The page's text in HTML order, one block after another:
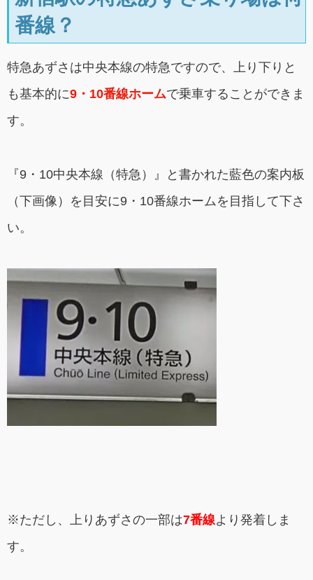
番線？
特急あずさは中央本線の特急ですので、上り下りと
も基本的に9・10番線ホームで乗車することができま
す。
『9・10中央本線（特急）』と書かれた藍色の案内板
（下画像）を目安に9・10番線ホームを目指して下さ
い。
※ただし、上りあずさの一部は7番線より発着しま
す。